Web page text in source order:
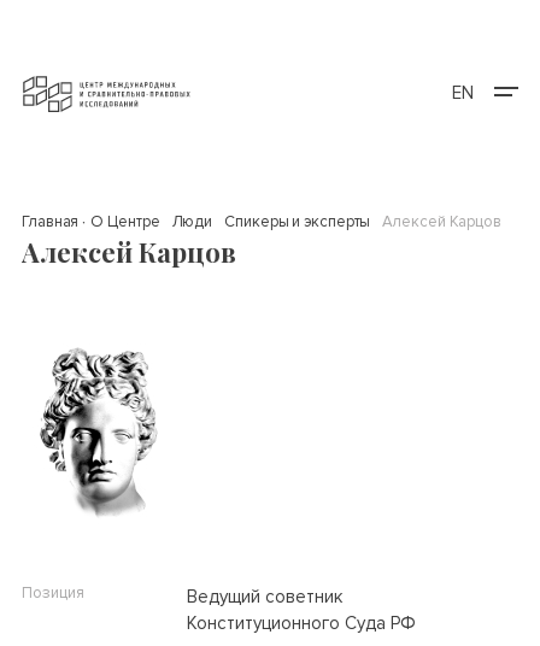
EN
Главная О Центре Люди Спикеры и эксперты Алексей Карцов
Алексей Карцов
Позиция
Ведущий советник
Конституционного Суда РФ